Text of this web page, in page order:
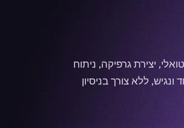
יצירת גרפיקה, ניתוח
ללא צורך בניסיון